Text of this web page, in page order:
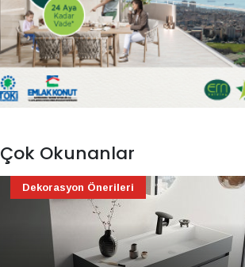
Çok Okunanlar
Dekorasyon Önerileri